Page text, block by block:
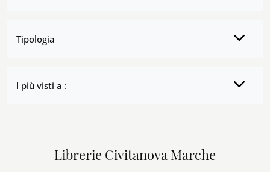
Tipologia
I più visti a :
Librerie Civitanova Marche